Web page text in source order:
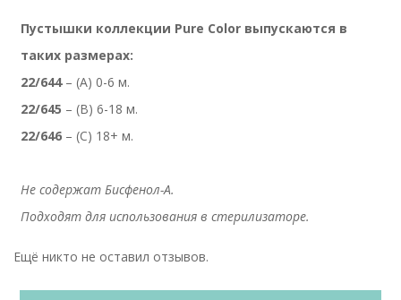
Пустышки коллекции Pure Color выпускаются в
таких размерах:
22/644– (А) 0-6 м.
22/645 – (B) 6-18 м.
22/646 – (С) 18+ м.
Не содержат Бисфенол-А.
Подходят для использования в стерилизаторе.
Ещё никто не оставил отзывов.